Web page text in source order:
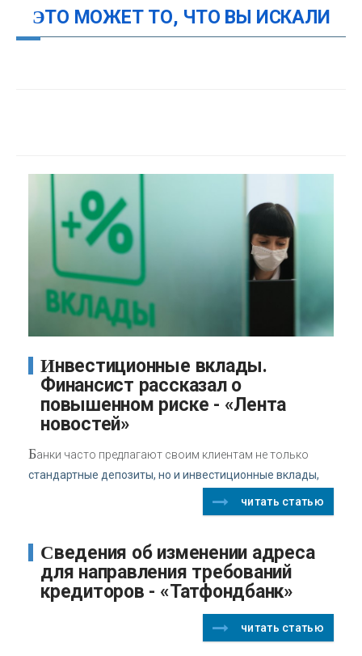
ЭТО МОЖЕТ ТО, ЧТО ВЫ ИСКАЛИ
Инвестиционные вклады.
Финансист рассказал о
повышенном риске - «Лента
новостей»
Банки часто предлагают своим клиентам не только
стандартные депозиты, но и инвестиционные вклады,
читать статью
Сведения об изменении адреса
для направления требований
кредиторов - «Татфондбанк»
читать статью